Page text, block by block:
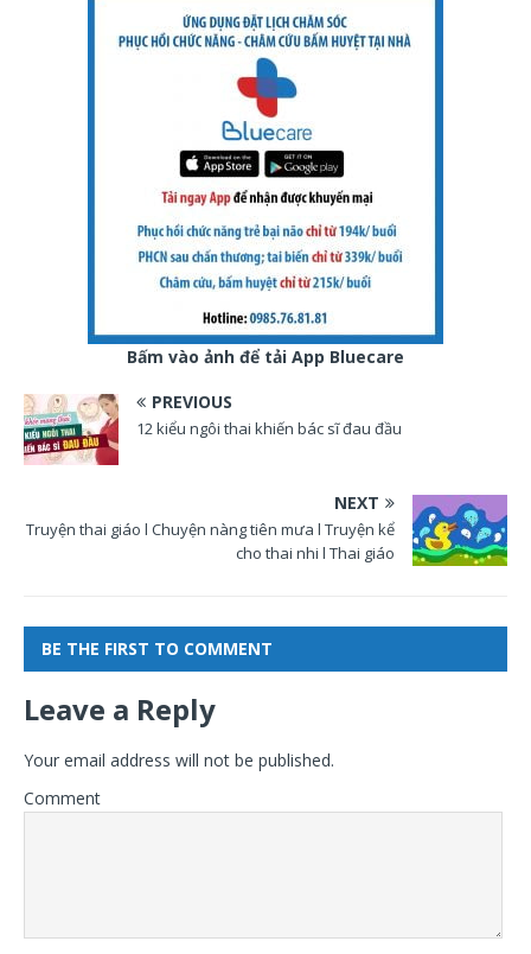
Bấm vào ảnh để tải App Bluecare
PREVIOUS
12 kiểu ngôi thai khiến bác sĩ đau đầu
NEXT
Truyện thai giáo l Chuyện nàng tiên mưa l Truyện kể
cho thai nhi l Thai giáo
BE THE FIRST TO COMMENT
Leave a Reply
Your email address will not be published.
Comment